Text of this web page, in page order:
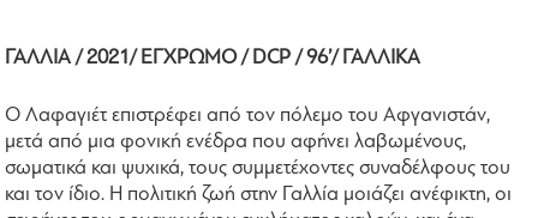
ΓΑΛΛΙΑ /2021/ ΕΓΧΡΩΜΟ /DCP /96’/ ΓΑΛΛΙΚΑ
Ο Λαφαγιέτ επιστρέφει από τον πόλεμο του Αφγανιστάν,
μετά από μια φονική ενέδρα που αφήνει λαβωμένους,
σωματικά και ψυχικά, τους συμμετέχοντες συναδέλφους του
και τον ίδιο. Η πολιτική ζωή στην Γαλλία μοιάζει ανέφικτη, οι